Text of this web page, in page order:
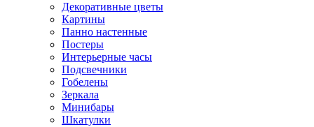
Декоративные цветы
Картины
Панно настенные
Постеры
Интерьерные часы
Подсвечники
Гобелены
Зеркала
Минибары
Шкатулки